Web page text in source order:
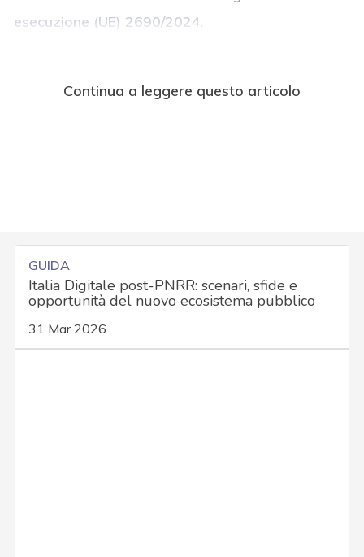
esecuzione (UE) 2690/2024.
Continua a leggere questo articolo
GUIDA
Italia Digitale post-PNRR: scenari, sfide e
opportunità del nuovo ecosistema pubblico
31 Mar 2026